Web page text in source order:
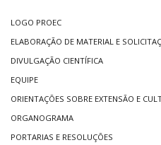
LOGO PROEC
ELABORAÇÃO DE MATERIAL E
DIVULGAÇÃO CIENTÍFICA
EQUIPE
ORIENTAÇÕES SOBRE EXTENSÃO E
ORGANOGRAMA
PORTARIAS E RESOLUÇÕES